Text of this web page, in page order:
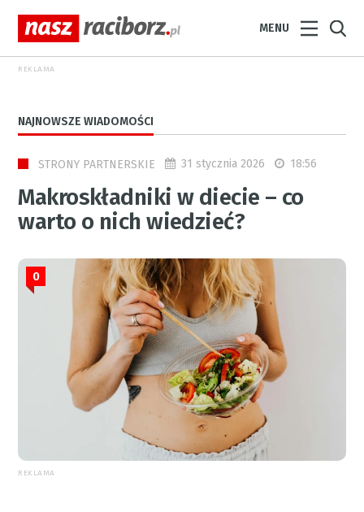
MENU
REKLAMA
NAJNOWSZE WIADOMOŚCI
STRONY PARTNERSKIE 31 stycznia 2026 18:56
Makroskładniki w diecie – co
warto o nich wiedzieć?
0
REKLAMA